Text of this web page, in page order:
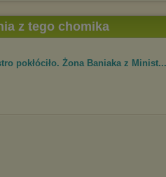
z tego chomika
pokłóciło. Żona Baniaka z Minist...